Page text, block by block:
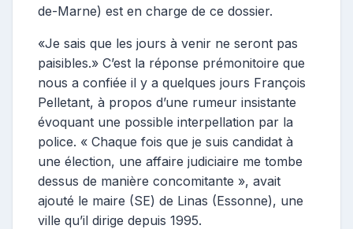
de-Marne) est en charge de ce dossier.
«Je sais que les jours à venir ne seront pas
paisibles.» C’est la réponse prémonitoire que
nous a confiée il y a quelques jours François
Pelletant, à propos d’une rumeur insistante
évoquant une possible interpellation par la
police. « Chaque fois que je suis candidat à
une élection, une affaire judiciaire me tombe
dessus de manière concomitante », avait
ajouté le maire (SE) de Linas (Essonne), une
ville qu’il dirige depuis 1995.